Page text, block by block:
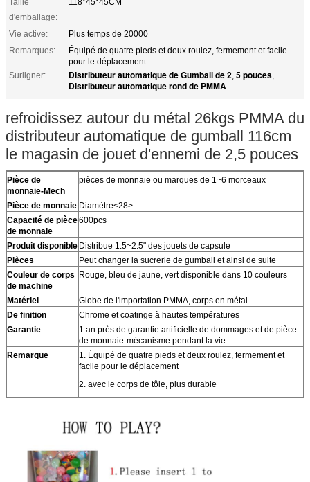
Taille
d'emballage:
118*45*45CM
Vie active:
Plus temps de 20000
Remarques:
Équipé de quatre pieds et deux roulez, fermement et facile
pour le déplacement
Surligner:
Distributeur automatique de Gumball de 2, 5 pouces,
Distributeur automatique rond de PMMA
refroidissez autour du métal 26kgs PMMA du
distributeur automatique de gumball 116cm
le magasin de jouet d'ennemi de 2,5 pouces
Pièce de
monnaie-Mech
pièces de monnaie ou marques de 1~6 morceaux
Pièce de monnaie Diamètre<28>
Capacité de pièce
de monnaie
600pcs
Produit disponible Distribue 1.5~2.5" des jouets de capsule
Pièces
Peut changer la sucrerie de gumball et ainsi de suite
Couleur de corps
de machine
Rouge, bleu de jaune, vert disponible dans 10 couleurs
Matériel
Globe de l'importation PMMA, corps en métal
De finition
Chrome et coatinge à hautes températures
Garantie
1 an près de garantie artificielle de dommages et de pièce
de monnaie-mécanisme pendant la vie
Remarque
1. Équipé de quatre pieds et deux roulez, fermement et
facile pour le déplacement
2. avec le corps de tôle, plus durable